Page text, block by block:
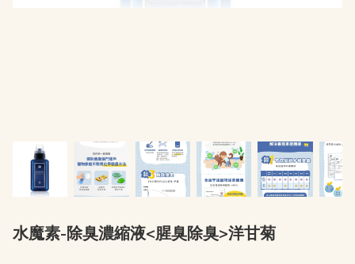
水魔素-除臭濃縮液<腥臭除臭>洋甘菊